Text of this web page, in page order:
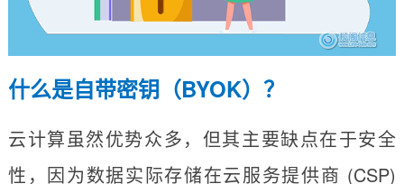
什么是自带密钥（BYOK）？
云计算虽然优势众多，但其主要缺点在于安全
性，因为数据实际存储在云服务提供商 (CSP)